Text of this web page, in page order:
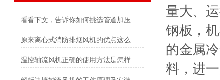
量大、
钢板，
的金属
料，进